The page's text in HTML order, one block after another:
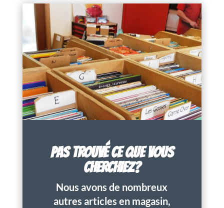
PAS TROUVÉ CE QUE VOUS
CHERCHIEZ?
Nous avons de nombreux
autres articles en magasin,